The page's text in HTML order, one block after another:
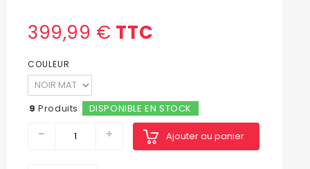
399,99 € TTC
COULEUR
9 Produits DISPONIBLE EN STOCK
Ajouter au panier